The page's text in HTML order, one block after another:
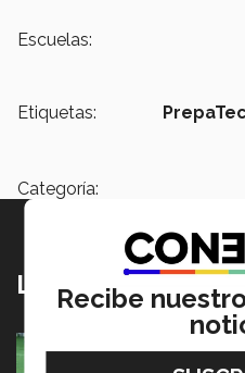
Escuelas:
Etiquetas:
Categoría:
Lo más nuevo
México va por
en Alemania
Recibe